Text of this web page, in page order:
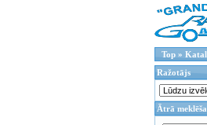
Top »
Ražotājs
Ātrā